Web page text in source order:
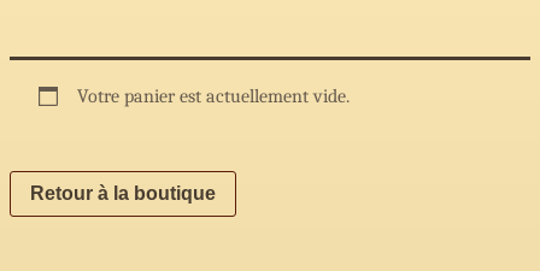
Votre panier est actuellement vide.
Retour à la boutique